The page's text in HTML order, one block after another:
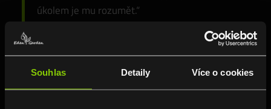
Souhlas Detaily Více o cookies
úkolem je mu rozumět.“
🌿 Náš tip
Filipínská masáž Hilotse skvěle doplňuje s